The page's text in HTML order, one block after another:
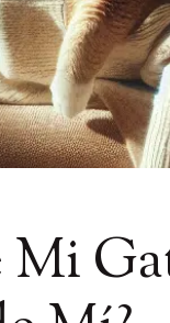
Mi